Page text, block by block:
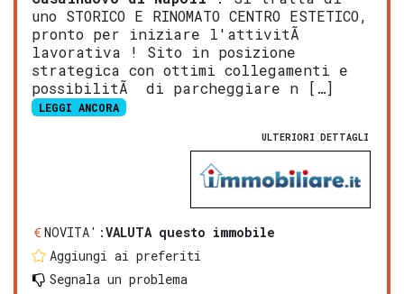
uno STORICO E RINOMATO CENTRO ESTETICO,
pronto per iniziare l'attivitÃ
lavorativa ! Sito in posizione
strategica con ottimi collegamenti e
possibilitÃ di parcheggiare n […]
LEGGI ANCORA
ULTERIORI DETTAGLI
NOVITA':VALUTA questo immobile
Aggiungi ai preferiti
Segnala un problema